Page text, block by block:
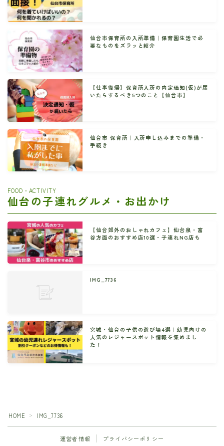
仙台市保育所の入所準備｜保育園生活で必
要なものをズラッと紹介
【仕事復帰】保育所入所の内定通知(仮)が届
いたらするべき5つのこと【仙台市】
仙台市 保育所｜入所申し込みまでの準備・
手続き
FOOD・ACTIVITY
仙台の子連れグルメ・お出かけ
【仙台郊外のおしゃれカフェ】仙台泉・富
谷方面のおすすめ店10選・子連れNG店も
IMG_7736
宮城・仙台の子供の遊び場4選｜幼児向けの
人気のレジャースポット情報を集めまし
た！
HOME ＞ IMG_7736
運営者情報 プライバシーポリシー